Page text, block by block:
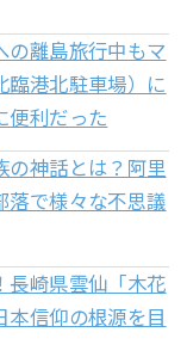
の離島旅行中もマ
臨港北駐車場）に
便利だった
の神話とは？阿里
落で様々な不思議
長崎県雲仙「木花
本信仰の根源を目